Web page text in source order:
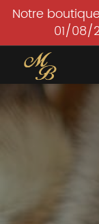
Notre
01/08/